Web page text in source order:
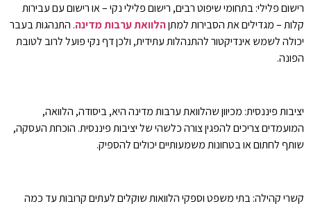
רישום פלילי: בתחומי שיפוט רבים, רישום פלילי נקי – או רישום עם עבירות
קלות – מגדילים את הסבירות למתןהלוואת ערבות מדינה. התנהגות בעבר
יכולה לשמש אינדיקטור להתנהלות עתידית, ולכן דף נקי פועל לרוב לטובת
הפונה.
יציבות פיננסית: מכיוון שהלוואת ערבות מדינה היא, ביסודה, הלוואה,
המועמדים צריכים להפגין צורה כלשהי של יציבות פיננסית. הוכחת העסקה,
שותף לחתום או בטחונות משמעותיים יכולים להספיק.
קשרי קהילה: בתי משפט וספקי הלוואות שוקלים לעתים קרובות עד כמה